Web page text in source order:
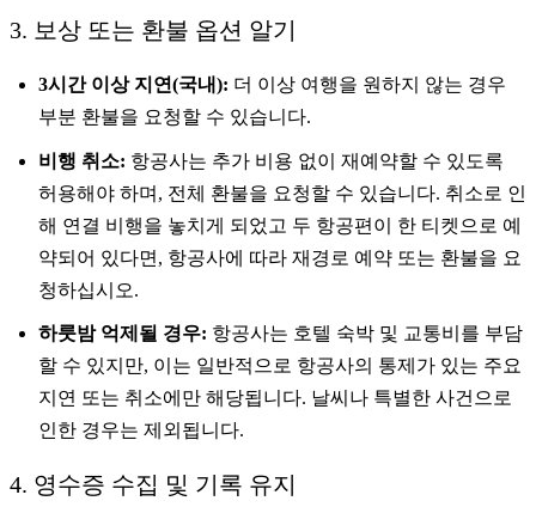
3. 보상 또는 환불 옵션 알기
3시간 이상 지연(국내): 더 이상 여행을 원하지 않는 경우
부분 환불을 요청할 수 있습니다.
비행 취소: 항공사는 추가 비용 없이 재예약할 수 있도록
허용해야 하며, 전체 환불을 요청할 수 있습니다. 취소로 인
해 연결 비행을 놓치게 되었고 두 항공편이 한 티켓으로 예
약되어 있다면, 항공사에 따라 재경로 예약 또는 환불을 요
청하십시오.
하룻밤 억제될 경우: 항공사는 호텔 숙박 및 교통비를 부담
할 수 있지만, 이는 일반적으로 항공사의 통제가 있는 주요
지연 또는 취소에만 해당됩니다. 날씨나 특별한 사건으로
인한 경우는 제외됩니다.
4. 영수증 수집 및 기록 유지